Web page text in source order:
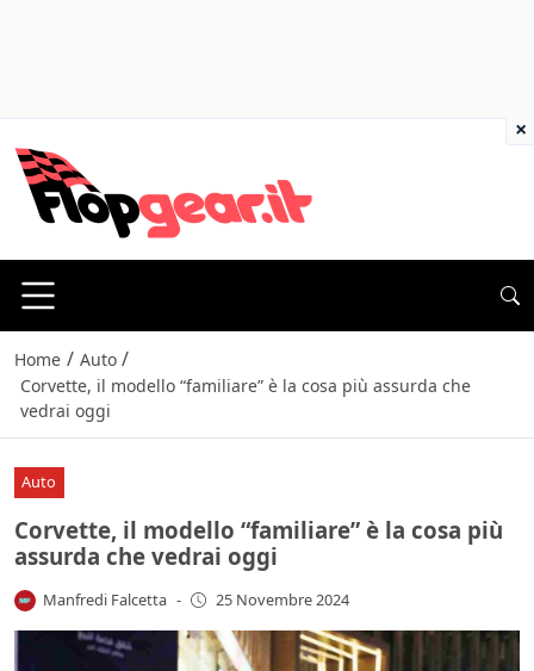
Home / Auto /
Corvette, il modello “familiare” è la cosa più assurda che
vedrai oggi
Auto
Corvette, il modello “familiare” è la cosa più
assurda che vedrai oggi
Manfredi Falcetta - 25 Novembre 2024
×